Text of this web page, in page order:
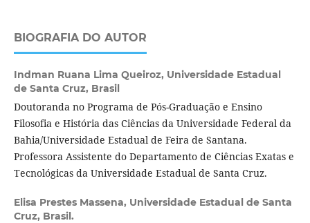
BIOGRAFIA DO AUTOR
Indman Ruana Lima Queiroz, Universidade Estadual
de Santa Cruz, Brasil
Doutoranda no Programa de Pós-Graduação e Ensino
Filosofia e História das Ciências da Universidade Federal da
Bahia/Universidade Estadual de Feira de Santana.
Professora Assistente do Departamento de Ciências Exatas e
Tecnológicas da Universidade Estadual de Santa Cruz.
Elisa Prestes Massena, Universidade Estadual de Santa
Cruz, Brasil.